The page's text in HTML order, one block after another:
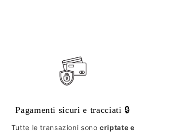
Pagamenti sicuri e tracciati 🔒
Tutte le transazioni sonocriptate e